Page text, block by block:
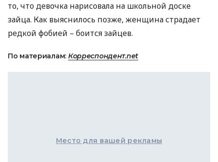
то, что девочка нарисовала на школьной доске
зайца. Как выяснилось позже, женщина страдает
редкой фобией – боится зайцев.
По материалам: Корреспондент.net
Место для вашей рекламы